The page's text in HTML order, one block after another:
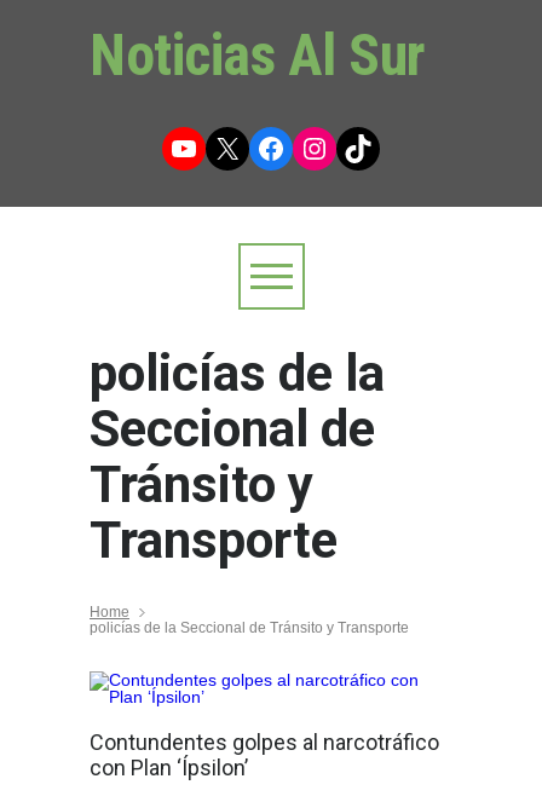
Noticias Al Sur
YouTube
X Facebook
Instagram
TikTok
policías de la
Seccional de
Tránsito y
Transporte
Home
policías de la Seccional de Tránsito y Transporte
Contundentes golpes al narcotráfico
con Plan ‘Ípsilon’